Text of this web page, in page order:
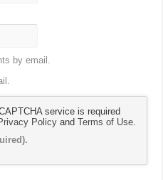
by email.
service is required
Policy andTerms of Use.